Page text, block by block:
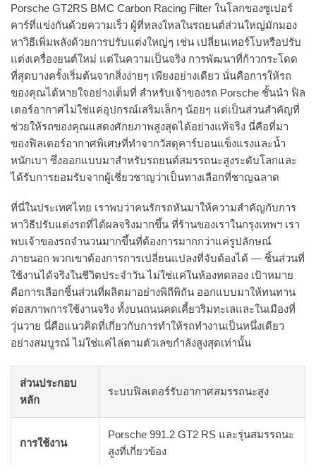
Porsche GT2RS BMC Carbon Racing Filter ในโลกของซูเปอร์
คาร์ที่แข่งกันด้วยความเร็ว ผู้ที่หลงใหลในรถยนต์ส่วนใหญ่มักมอง
หาวิธีเพิ่มพลังด้วยการปรับแต่งใหญ่ๆ เช่น เปลี่ยนเทอร์โบหรือปรับ
แต่งเครื่องยนต์ใหม่ แต่ในความเป็นจริง การพัฒนาที่ก้าวกระโดด
ที่สุดบางครั้งเริ่มต้นจากสิ่งง่ายๆ เพียงอย่างเดียว นั่นคือการให้รถ
ของคุณได้หายใจอย่างเต็มที่ สำหรับเจ้าของรถ Porsche ชั้นนำ ฟิล
เตอร์อากาศไม่ใช่แค่อุปกรณ์เสริมเล็กๆ น้อยๆ แต่เป็นส่วนสำคัญที่
ช่วยให้รถของคุณแสดงศักยภาพสูงสุดได้อย่างแท้จริง นี่คือที่มา
ของฟิลเตอร์อากาศพิเศษที่ทำจากวัสดุคาร์บอนแข็งแรงและน้ำ
หนักเบา ซึ่งออกแบบมาสำหรับรถยนต์สมรรถนะสูงระดับโลกและ
ได้รับการยอมรับจากผู้เชี่ยวชาญว่าเป็นทางเลือกที่ชาญฉลาด
ที่นี่ในประเทศไทย เราพบว่าคนรักรถหันมาให้ความสำคัญกับการ
หาวิธีปรับแต่งรถที่ได้ผลจริงมากขึ้น ที่ร้านของเราในกรุงเทพฯ เรา
พบเจ้าของรถจำนวนมากขึ้นที่ต้องการมากกว่าแค่รูปลักษณ์
ภายนอก พวกเขาต้องการการเปลี่ยนแปลงที่จับต้องได้ — ชิ้นส่วนที่
ใช้งานได้จริงในชีวิตประจำวัน ไม่ใช่แค่ในห้องทดลอง เป้าหมาย
คือการเลือกชิ้นส่วนที่ผลิตมาอย่างพิถีพิถัน ออกแบบมาให้ทนทาน
ต่อสภาพการใช้งานจริง ทั้งบนถนนคดเคี้ยวริมทะเลและในเมืองที่
วุ่นวาย นี่คือแนวคิดที่เกี่ยวกับการทำให้รถทำงานเป็นหนึ่งเดียว
อย่างสมบูรณ์ ไม่ใช่แค่ไล่ตามตัวเลขกำลังสูงสุดเท่านั้น
ส่วนประกอบ
หลัก
ระบบฟิลเตอร์รับอากาศสมรรถนะสูง
การใช้งาน
Porsche 991.2 GT2 RS และรุ่นสมรรถนะ
สูงที่เกี่ยวข้อง